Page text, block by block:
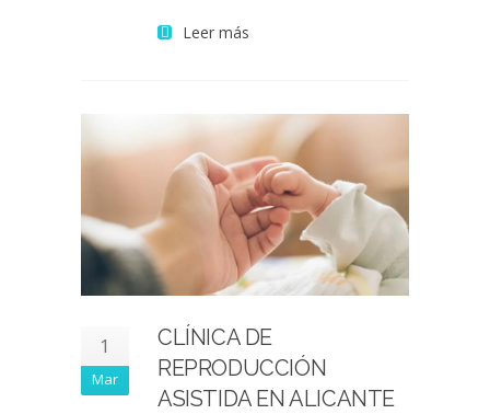
Leer más
1
Mar
CLÍNICA DE
REPRODUCCIÓN
ASISTIDA EN ALICANTE